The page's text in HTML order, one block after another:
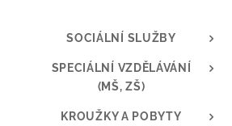
SOCIÁLNÍ SLUŽBY
SPECIÁLNÍ VZDĚLÁVÁNÍ
(MŠ, ZŠ)
KROUŽKY A POBYTY